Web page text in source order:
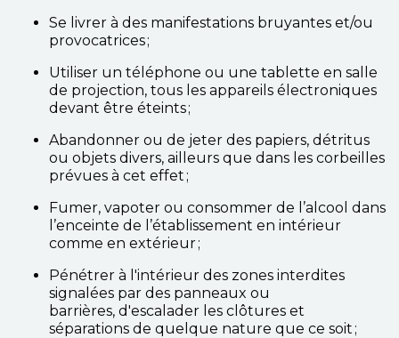
Se livrer à des manifestations bruyantes et/ou
provocatrices ;
Utiliser un téléphone ou une tablette en salle
de projection, tous les appareils électroniques
devant être éteints ;
Abandonner ou de jeter des papiers, détritus
ou objets divers, ailleurs que dans les corbeilles
prévues à cet effet ;
Fumer, vapoter ou consommer de l’alcool dans
l’enceinte de l’établissement en intérieur
comme en extérieur ;
Pénétrer à l'intérieur des zones interdites
signalées par des panneaux ou
barrières, d'escalader les clôtures et
séparations de quelque nature que ce soit ;